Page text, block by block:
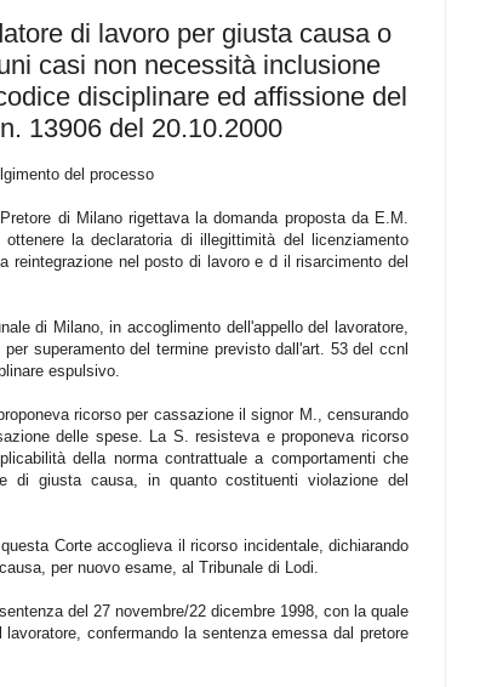
di lavoro per giusta causa o
casi non necessità inclusione
disciplinare ed affissione del
13906 del 20.10.2000
del processo
di Milano rigettava la domanda proposta da E.M.
la declaratoria di illegittimità del licenziamento
reintegrazione nel posto di lavoro e d il risarcimento del
di Milano, in accoglimento dell'appello del lavoratore,
superamento del termine previsto dall'art. 53 del ccnl
espulsivo.
ricorso per cassazione il signor M., censurando
delle spese. La S. resisteva e proponeva ricorso
della norma contrattuale a comportamenti che
di giusta causa, in quanto costituenti violazione del
Corte accoglieva il ricorso incidentale, dichiarando
per nuovo esame, al Tribunale di Lodi.
del 27 novembre/22 dicembre 1998, con la quale
confermando la sentenza emessa dal pretore